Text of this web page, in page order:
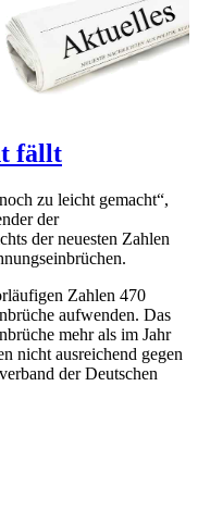
fällt
zu leicht gemacht“,
der
der neuesten Zahlen
Zahlen 470
aufwenden. Das
mehr als im Jahr
nicht ausreichend gegen
der Deutschen